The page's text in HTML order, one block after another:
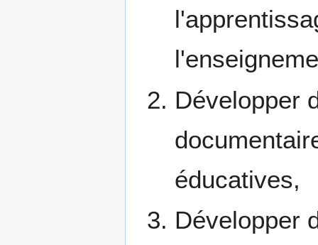
Développer
éducatives,
Développer